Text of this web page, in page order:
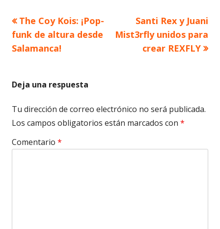
Navegación
de
Artículo
anterior
The Coy Kois: ¡Pop-
funk de altura desde
Salamanca!
Artículo
siguiente
Santi Rex y Juani
Mist3rfly unidos para
crear REXFLY
Deja una respuesta
Tu dirección de correo electrónico no será publicada.
Los campos obligatorios están marcados con *
Comentario *